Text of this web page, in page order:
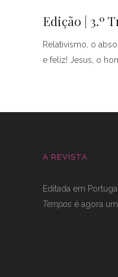
Edição | 3.º
Relativismo, o
e feliz! Jesus, o
A REVISTA
Editada em
Tempos é agora